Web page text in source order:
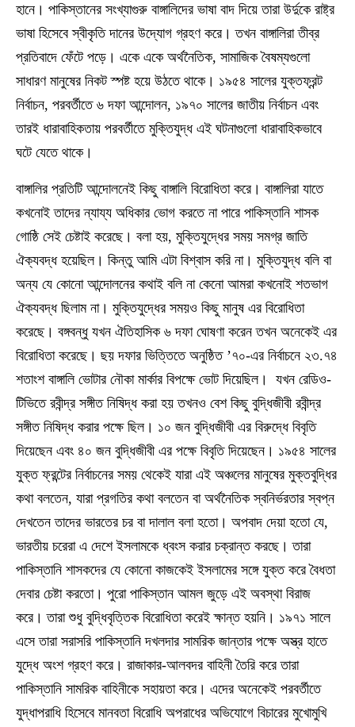
হানে। পাকিস্তানের সংখ্যাগুরু বাঙ্গালিদের ভাষা বাদ দিয়ে তারা উর্দুকে রাষ্ট্র
ভাষা হিসেবে স্বীকৃতি দানের উদ্যোগ গ্রহণ করে। তখন বাঙ্গালিরা তীব্র
প্রতিবাদে ফেঁটে পড়ে। একে একে অর্থনৈতিক, সামাজিক বৈষম্যগুলো
সাধারণ মানুষের নিকট স্পষ্ট হয়ে উঠতে থাকে। ১৯৫৪ সালের যুক্তফ্রন্ট
নির্বাচন, পরবর্তীতে ৬ দফা আন্দোলন, ১৯৭০ সালের জাতীয় নির্বাচন এবং
তারই ধারাবাহিকতায় পরবর্তীতে মুক্তিযুদ্ধ এই ঘটনাগুলো ধারাবাহিকভাবে
ঘটে যেতে থাকে।
বাঙ্গালির প্রতিটি আন্দোলনেই কিছু বাঙ্গালি বিরোধিতা করে। বাঙ্গালিরা যাতে
কখনোই তাদের ন্যায্য অধিকার ভোগ করতে না পারে পাকিস্তানি শাসক
গোষ্ঠি সেই চেষ্টাই করেছে। বলা হয়, মুক্তিযুদ্ধের সময় সমগ্র জাতি
ঐক্যবদ্ধ হয়েছিল। কিন্তু আমি এটা বিশ্বাস করি না। মুক্তিযুদ্ধ বলি বা
অন্য যে কোনো আন্দোলনের কথাই বলি না কেনো আমরা কখনোই শতভাগ
ঐক্যবদ্ধ ছিলাম না। মুক্তিযুদ্ধের সময়ও কিছু মানুষ এর বিরোধিতা
করেছে। বঙ্গবন্ধু যখন ঐতিহাসিক ৬ দফা ঘোষণা করেন তখন অনেকেই এর
বিরোধিতা করেছে। ছয় দফার ভিত্তিতে অনুষ্ঠিত ’৭০-এর নির্বাচনে ২৩.৭৪
শতাংশ বাঙ্গালি ভোটার নৌকা মার্কার বিপক্ষে ভোট দিয়েছিল। যখন রেডিও-
টিভিতে রবীন্দ্র সঙ্গীত নিষিদ্ধ করা হয় তখনও বেশ কিছু বুদ্ধিজীবী রবীন্দ্র
সঙ্গীত নিষিদ্ধ করার পক্ষে ছিল। ১০ জন বুদ্ধিজীবী এর বিরুদ্ধে বিবৃতি
দিয়েছেন এবং ৪০ জন বুদ্ধিজীবী এর পক্ষে বিবৃতি দিয়েছেন। ১৯৫৪ সালের
যুক্ত ফ্রন্টের নির্বাচনের সময় থেকেই যারা এই অঞ্চলের মানুষের মুক্তবুদ্ধির
কথা বলতেন, যারা প্রগতির কথা বলতেন বা অর্থনৈতিক স্বনির্ভরতার স্বপ্ন
দেখতেন তাদের ভারতের চর বা দালাল বলা হতো। অপবাদ দেয়া হতো যে,
ভারতীয় চরেরা এ দেশে ইসলামকে ধ্বংস করার চক্রান্ত করছে। তারা
পাকিস্তানি শাসকদের যে কোনো কাজকেই ইসলামের সঙ্গে যুক্ত করে বৈধতা
দেবার চেষ্টা করতো। পুরো পাকিস্তান আমল জুড়ে এই অবস্থা বিরাজ
করে। তারা শুধু বুদ্ধিবৃত্তিক বিরোধিতা করেই ক্ষান্ত হয়নি। ১৯৭১ সালে
এসে তারা সরাসরি পাকিস্তানি দখলদার সামরিক জান্তার পক্ষে অস্ত্র হাতে
যুদ্ধে অংশ গ্রহণ করে। রাজাকার-আলবদর বাহিনী তৈরি করে তারা
পাকিস্তানি সামরিক বাহিনীকে সহায়তা করে। এদের অনেকেই পরবর্তীতে
যুদ্ধাপরাধি হিসেবে মানবতা বিরোধি অপরাধের অভিযোগে বিচারের মুখোমুখি